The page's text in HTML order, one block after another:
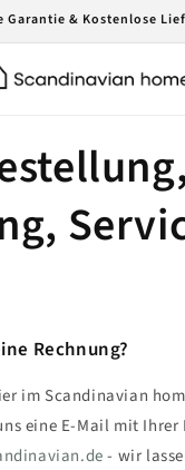
Garantie & Kostenlose
Rechnung?
im Scandinavian
eine E-Mail mit Ihrer
- wir